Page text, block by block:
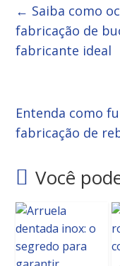
← Saiba como
fabricação de
fabricante ideal
Entenda como
fabricação de
Você